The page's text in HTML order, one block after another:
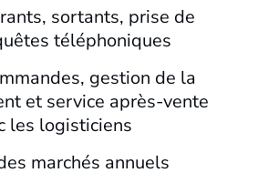
sortants, prise de
téléphoniques
gestion de la
et service après-vente
les logisticiens
marchés annuels